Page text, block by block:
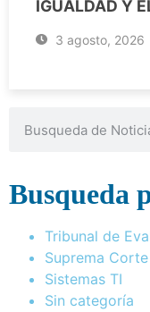
IGUALDAD Y
3 agosto, 2026
Busqueda
Tribunal de
Suprema
Sistemas TI
Sin categoría